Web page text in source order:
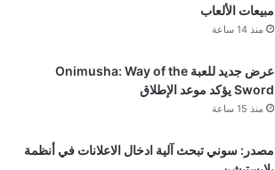
مبيعات الألعاب
منذ 14 ساعة
عرض جديد للعبة Onimusha: Way of the
Sword يؤكد موعد الإطلاق
منذ 15 ساعة
مصدر: سوني تبحث آلية ادخال الاعلانات في أنظمة